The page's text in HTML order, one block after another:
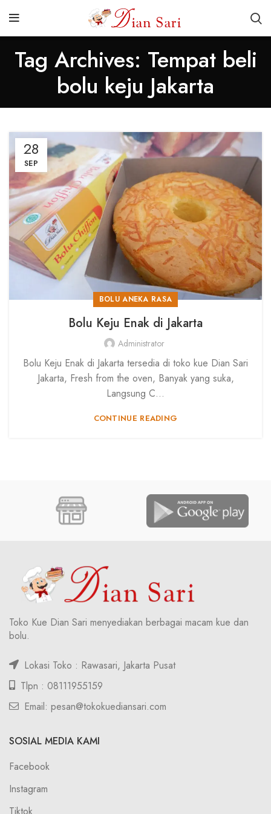
Tag Archives: Tempat beli
bolu keju Jakarta
28
SEP
BOLU ANEKA RASA
Bolu Keju Enak di Jakarta
Administrator
Bolu Keju Enak di Jakarta tersedia di toko kue Dian Sari
Jakarta, Fresh from the oven, Banyak yang suka,
Langsung C...
CONTINUE READING
Toko Kue Dian Sari menyediakan berbagai macam kue dan
bolu.
Lokasi Toko : Rawasari, Jakarta Pusat
Tlpn : 08111955159
Email: pesan@tokokuediansari.com
SOSIAL MEDIA KAMI
Facebook
Instagram
Tiktok